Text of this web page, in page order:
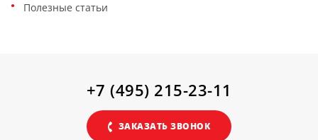
Полезные статьи
+7 (495) 215-23-11
ЗАКАЗАТЬ ЗВОНОК